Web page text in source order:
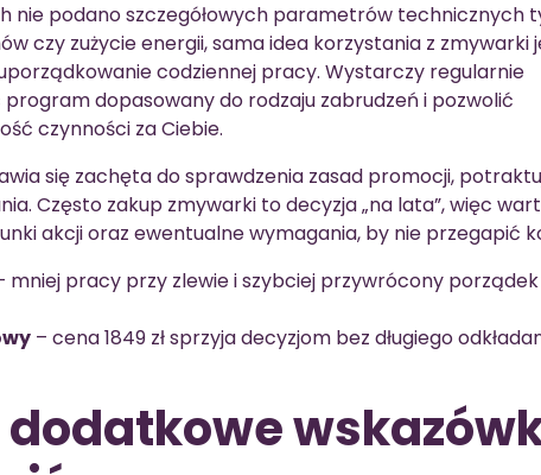
nie podano szczegółowych parametrów technicznych
czy zużycie energii, sama idea korzystania z zmywarki
codziennej pracy. Wystarczy regularnie
program dopasowany do rodzaju zabrudzeń i pozwolić
czynności za Ciebie.
się zachęta do sprawdzenia zasad promocji,
Często zakup zmywarki to decyzja „na lata”, więc
akcji oraz ewentualne wymagania, by nie przegapić
mniej pracy przy zlewie i szybciej przywrócony
– cena 1849 zł sprzyja decyzjom bez długiego